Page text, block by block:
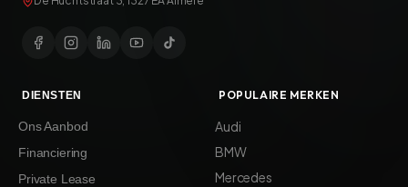
DIENSTEN
Ons Aanbod
Financiering
Private Lease
POPULAIRE MERKEN
Audi
BMW
Mercedes